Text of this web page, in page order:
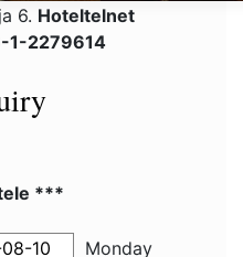
6. Hoteltelnet
1-2279614
***
Monday